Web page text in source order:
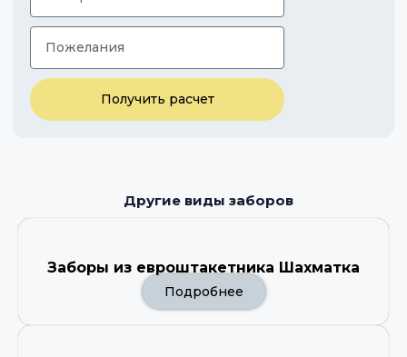
Получить расчет
Другие виды заборов
Заборы из евроштакетника Шахматка
Подробнее